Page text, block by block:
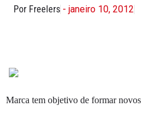
Por Freelers - janeiro 10, 2012
Marca tem objetivo de formar